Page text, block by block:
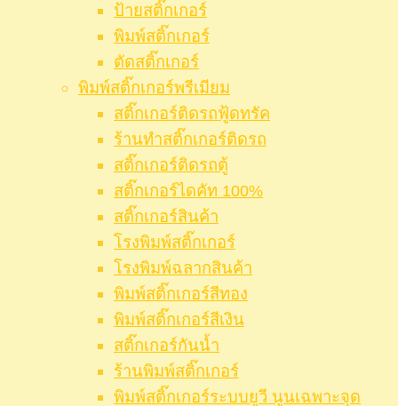
ป้ายสติ๊กเกอร์
พิมพ์สติ๊กเกอร์
ตัดสติ๊กเกอร์
พิมพ์สติ๊กเกอร์พรีเมียม
สติ๊กเกอร์ติดรถฟู้ดทรัค
ร้านทำสติ๊กเกอร์ติดรถ
สติ๊กเกอร์ติดรถตู้
สติ๊กเกอร์ไดคัท 100%
สติ๊กเกอร์สินค้า
โรงพิมพ์สติ๊กเกอร์
โรงพิมพ์ฉลากสินค้า
พิมพ์สติ๊กเกอร์สีทอง
พิมพ์สติ๊กเกอร์สีเงิน
สติ๊กเกอร์กันน้ำ
ร้านพิมพ์สติ๊กเกอร์
พิมพ์สติ๊กเกอร์ระบบยูวี นูนเฉพาะจุด